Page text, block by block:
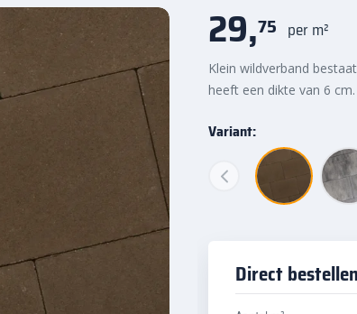
29,75 per m²
Klein wildverband
heeft een dikte van 6 cm.
Variant:
Direct bestellen